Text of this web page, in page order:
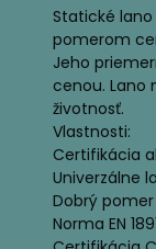
Statické
pomerom
Jeho
cenou. Lano
životnosť.
Vlastnosti:
Certifikácia
Univerzálne
Dobrý
Norma EN